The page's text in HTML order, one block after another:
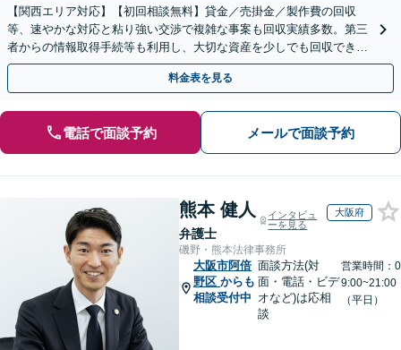
【関西エリア対応】【初回相談無料】貸金／売掛金／製作費の回収
等、速やかな対応と粘り強い交渉で複雑な事案も回収実績多数。第三
者からの情報取得手続等も利用し、大切な資産を少しでも回収できる
よう尽力します【フリーランス・個人事業主のご相談も対応】
料金表を見る
電話で面談予約 メールで面談予約
熊本 健人
弁護士
インタビュ
ーを見る
大阪府
磯野・熊本法律事務所
大阪市阿倍
野区 からも
相談受付中
面談方法(対
面・電話・ビデ
オなど)は応相
談
営業時間：0
9:00~21:00
（平日）